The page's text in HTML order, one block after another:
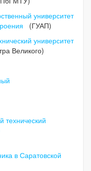
университет
(ГУАП)
университет
Великого)
технический
в Саратовской